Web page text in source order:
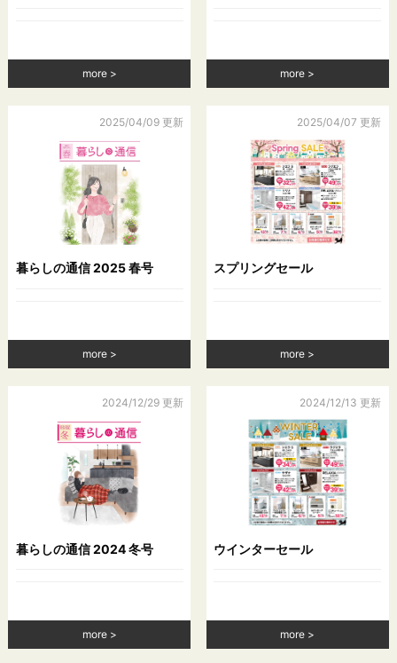
るとき
（4）国の機関もしくは地方公共団体またはその委託を受けた者
る場合であって，本人の同意を得ることにより当該事務の遂行
（5）予め次の事項を告知あるいは公表をしている場合
利用目的に第三者への提供を含むこと
第三者に提供されるデータの項目
第三者への提供の手段または方法
本人の求めに応じて個人情報の第三者への提供を停止すること
前項の定めにかかわらず，次に掲げる場合は第三者には該当し
ないものとします。
（1）当社が利用目的の達成に必要な範囲内において個人情報
情報の管理について責任を有する者の氏名または名称につい
て，あらかじめ本人に通知し，または本人が容易に知り得る状
態に置いているとき
第５条（個人情報の開示）
当社は，本人から個人情報の開示を求められたときは，本人に
対し，遅滞なくこれを開示します。ただし，開示することによ
り次のいずれかに該当する場合は，その全部または一部を開示
（1）本人または第三者の生命，身体，財産その他の権利利益を
害するおそれがある場合
more more
2025/04/09 更新
暮らしの通信 2025 春号
more
2025/04/07 更新
スプリングセール
more
2024/12/29 更新
暮らしの通信 2024 冬号
more
2024/12/13 更新
ウインターセール
more